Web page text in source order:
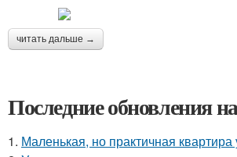
читать дальше →
Последние обновления
1. Маленькая, но практичная квартира